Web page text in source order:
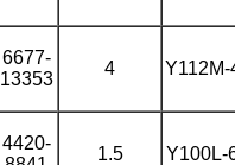
6677-
13353
4 Y112M-
4420-
1.5 Y100L-